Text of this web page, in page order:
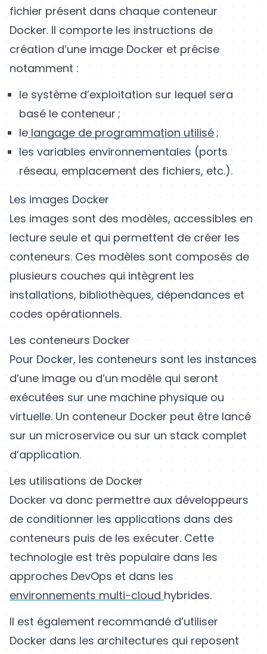
fichier présent dans chaque conteneur
Docker. Il comporte les instructions de
création d’une image Docker et précise
notamment :
le système d’exploitation sur lequel sera
basé le conteneur ;
le langage de programmation utilisé;
les variables environnementales (ports
réseau, emplacement des fichiers, etc.).
Les images Docker
Les images sont des modèles, accessibles en
lecture seule et qui permettent de créer les
conteneurs. Ces modèles sont composés de
plusieurs couches qui intègrent les
installations, bibliothèques, dépendances et
codes opérationnels.
Les conteneurs Docker
Pour Docker, les conteneurs sont les instances
d’une image ou d’un modèle qui seront
exécutées sur une machine physique ou
virtuelle. Un conteneur Docker peut être lancé
sur un microservice ou sur un stack complet
d’application.
Les utilisations de Docker
Docker va donc permettre aux développeurs
de conditionner les applications dans des
conteneurs puis de les exécuter. Cette
technologie est très populaire dans les
approches DevOps et dans les
environnements multi-cloud hybrides.
Il est également recommandé d’utiliser
Docker dans les architectures qui reposent